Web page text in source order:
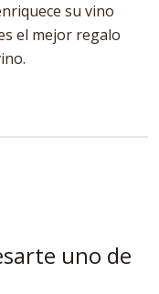
su vino
el mejor regalo
uno de